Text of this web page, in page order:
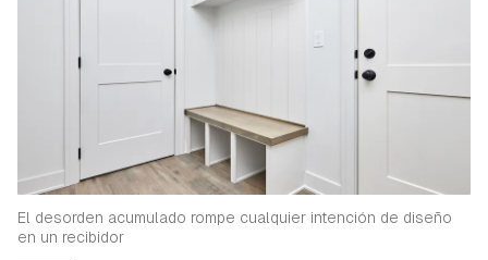
El desorden acumulado rompe cualquier intención de diseño
en un recibidor